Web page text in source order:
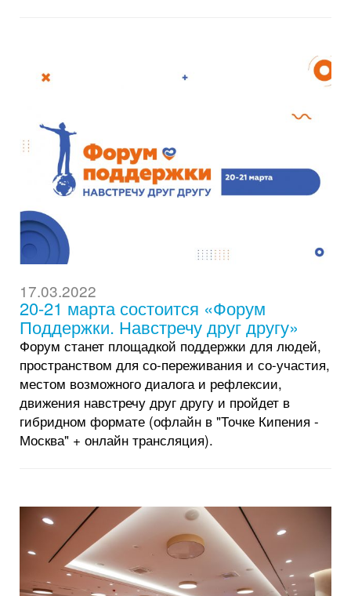
17.03.2022
20-21 марта состоится «Форум
Поддержки. Навстречу друг другу»
Форум станет площадкой поддержки для людей,
пространством для со-переживания и со-участия,
местом возможного диалога и рефлексии,
движения навстречу друг другу и пройдет в
гибридном формате (офлайн в "Точке Кипения -
Москва" + онлайн трансляция).